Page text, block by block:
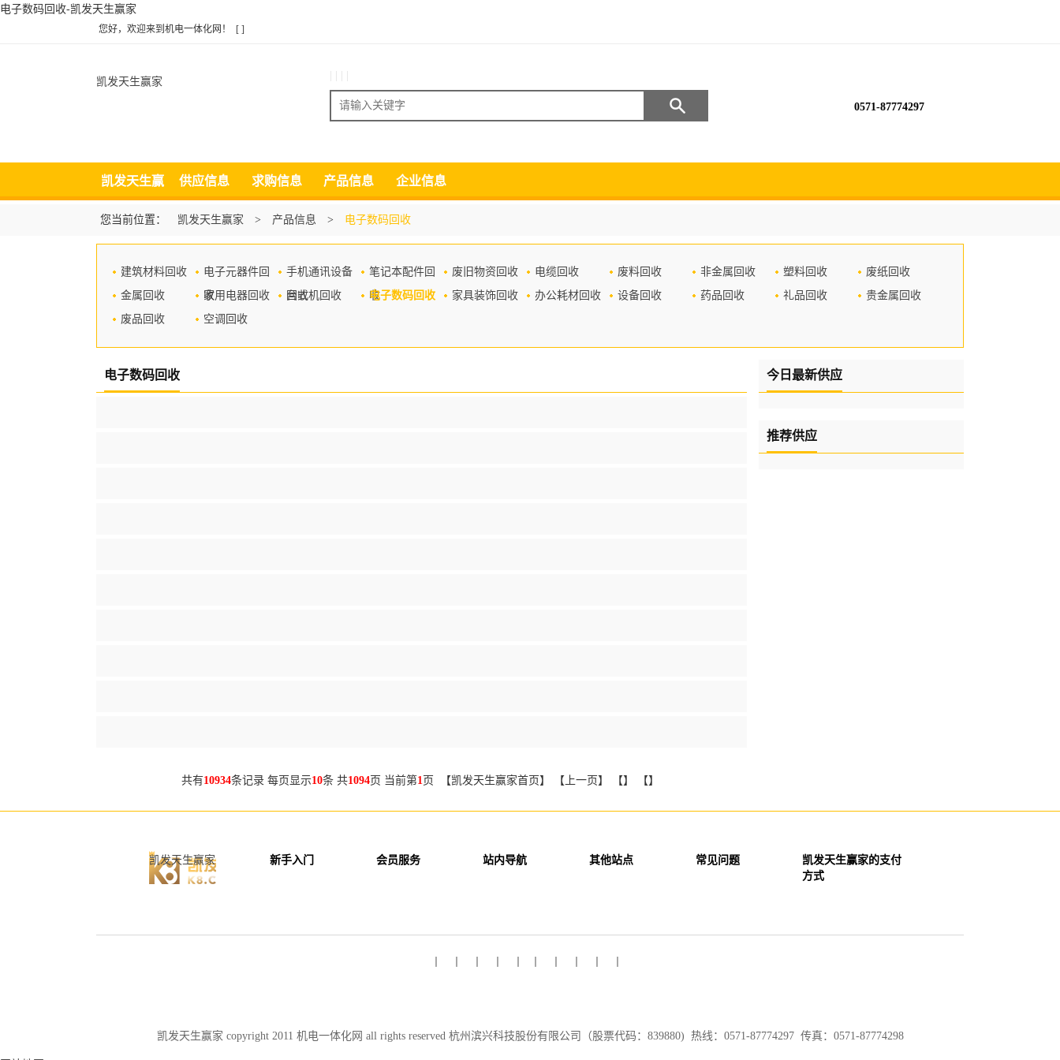
电子数码回收-凯发天生赢家
您好，欢迎来到机电一体化网！ [ ]
凯发天生赢家
搜索 0571-87774297
凯发天生赢
家
供应信息 求购信息 产品信息 企业信息
您当前位置： 凯发天生赢家 > 产品信息 > 电子数码回收
建筑材料回收
电子元器件回
收
手机通讯设备
回收
笔记本配件回
收
废旧物资回收 电缆回收 废料回收 非金属回收 塑料回收
废纸回收
金属回收
家用电器回收 台式机回收 电子数码回收 家具装饰回收 办公耗材回收 设备回收 药品回收 礼品回收
贵金属回收
废品回收
空调回收
电子数码回收
共有10934条记录 每页显示10条 共1094页 当前第1页 【凯发天生赢家首页】 【上一页】 【】 【】
今日最新供应
推荐供应
凯发天生赢家 新手入门 会员服务 站内导航 其他站点 常见问题
凯发天生赢家的支付
方式
凯发天生赢家 copyright 2011 机电一体化网 all rights reserved 杭州滨兴科技股份有限公司（股票代码：839880) 热线：0571-87774297 传真：0571-87774298